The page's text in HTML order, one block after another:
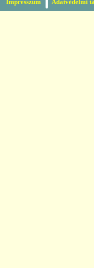
Impresszum Adatvédelmi